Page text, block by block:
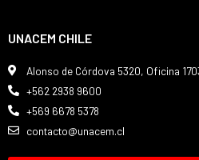
UNACEM CHILE
Alonso de Córdova 5320, Oficina
+562 2938 9600
+569 6678 5378
contacto@unacem.cl